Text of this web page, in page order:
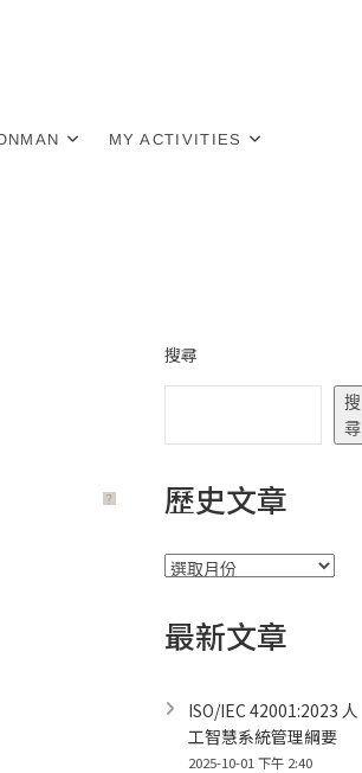
MY ACTIVITIES
？
搜尋
搜
尋
歷史文章
彙
最新文章
ISO/IEC 42001:2023 人
工智慧系統管理綱要
2025-10-01 下午 2:40